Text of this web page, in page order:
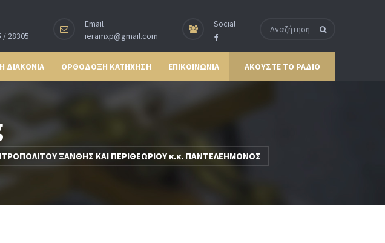
/ 28305
Email
ieramxp@gmail.com
Social
ΔΙΑΚΟΝΙΑ ΟΡΘΟΔΟΞΗ ΚΑΤΗΧΗΣΗ ΕΠΙΚΟΙΝΩΝΙΑ ΑΚΟΥΣΤΕ ΤΟ ΡΑΔΙΟ
ΞΑΝΘΗΣ ΚΑΙ ΠΕΡΙΘΕΩΡΙΟΥ κ.κ. ΠΑΝΤΕΛΕΗΜΟΝΟΣ